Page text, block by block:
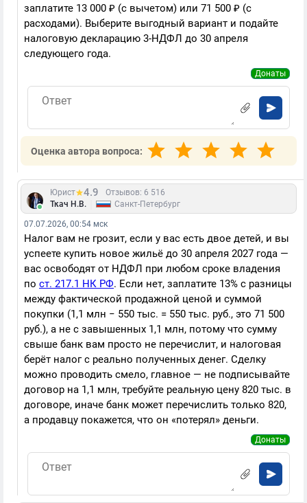
заплатите 13 000 ₽ (с вычетом) или 71 500 ₽ (с
расходами). Выберите выгодный вариант и подайте
налоговую декларацию 3-НДФЛ до 30 апреля
следующего года.
Донаты
Оценка автора вопроса:
Юрист 4.9
Отзывов: 6 516
Ткач Н.В.
Санкт-Петербург
07.07.2026, 00:54 мск
Налог вам не грозит, если у вас есть двое детей, и вы
успеете купить новое жильё до 30 апреля 2027 года —
вас освободят от НДФЛ при любом сроке владения
по ст. 217.1 НК РФ. Если нет, заплатите 13% с разницы
между фактической продажной ценой и суммой
покупки (1,1 млн − 550 тыс. = 550 тыс. руб., это 71 500
руб.), а не с завышенных 1,1 млн, потому что сумму
свыше банк вам просто не перечислит, и налоговая
берёт налог с реально полученных денег. Сделку
можно проводить смело, главное — не подписывайте
договор на 1,1 млн, требуйте реальную цену 820 тыс. в
договоре, иначе банк может перечислить только 820,
а продавцу покажется, что он «потерял» деньги.
Донаты